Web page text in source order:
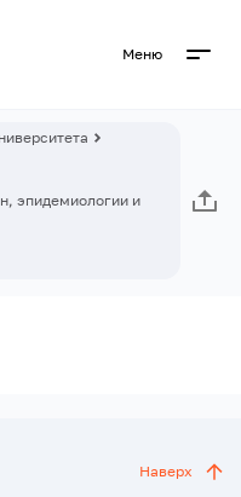
Меню
эпидемиологии и
Наверх